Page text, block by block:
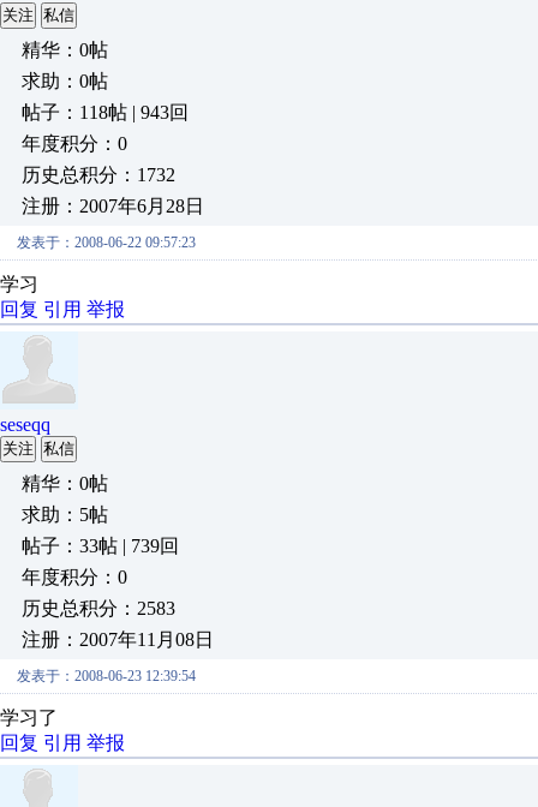
关注 私信
精华：0帖
求助：0帖
帖子：118帖 | 943回
年度积分：0
历史总积分：1732
注册：2007年6月28日
发表于：2008-06-22 09:57:23
学习
回复 引用 举报
seseqq
关注 私信
精华：0帖
求助：5帖
帖子：33帖 | 739回
年度积分：0
历史总积分：2583
注册：2007年11月08日
发表于：2008-06-23 12:39:54
学习了
回复 引用 举报